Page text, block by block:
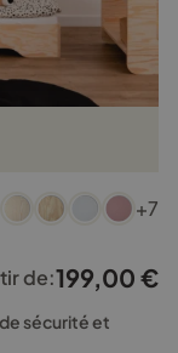
+7
de:199,00 €
sécurité et